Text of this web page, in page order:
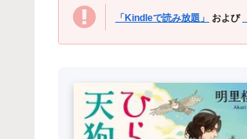
「Kindleで読み放題」 および